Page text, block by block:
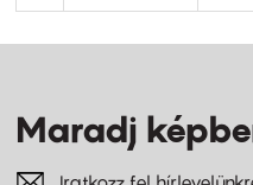
oldal
Maradj